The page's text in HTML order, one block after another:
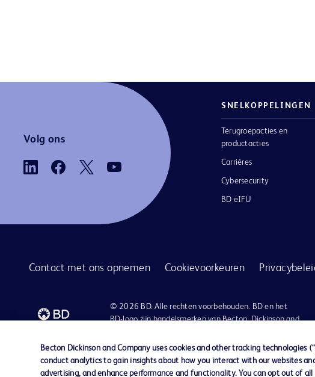
Volg ons
SNELKOPPELINGEN
Terugroepacties en
productacties
Carrières
Cybersecurity
BD eIFU
Contact met ons opnemen Cookievoorkeuren
© 2026 BD. Alle rechten voorbehouden. BD en het
BD-logo zijn handelsmerken van Becton, Dickinson and
van hun respectieve eigenaren.
Becton Dickinson and Company uses cookies and other tracking technologies
conduct analytics to gain insights about how you interact with our websites
advertising, and enhance performance and functionality. You can opt out of all